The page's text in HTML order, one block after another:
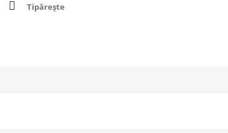
Tipărește